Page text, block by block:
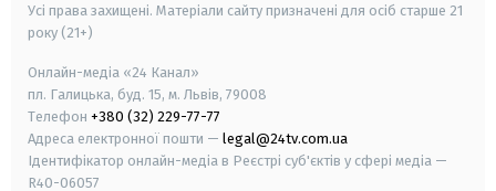
Усі права захищені. Матеріали сайту призначені для осіб старше 21
року (21+)
Онлайн-медіа «24 Канал»
пл. Галицька, буд. 15, м. Львів, 79008
Телефон +380 (32) 229-77-77
Адреса електронної пошти — legal@24tv.com.ua
Ідентифікатор онлайн-медіа в Реєстрі суб'єктів у сфері медіа —
R40-06057